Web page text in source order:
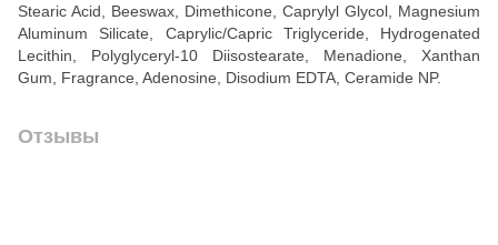
Stearic Acid, Beeswax, Dimethicone, Caprylyl Glycol, Magnesium
Aluminum Silicate, Caprylic/Capric Triglyceride, Hydrogenated
Lecithin, Polyglyceryl-10 Diisostearate, Menadione, Xanthan
Gum, Fragrance, Adenosine, Disodium EDTA, Ceramide NP.
Отзывы